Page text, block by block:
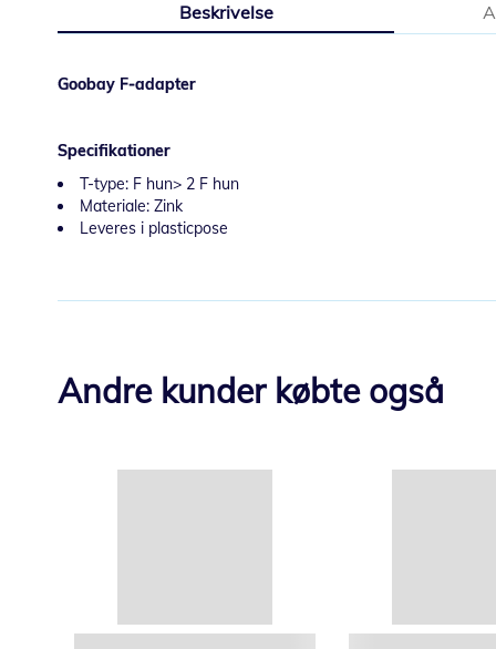
af
Beskrivelse
Goobay F-adapter
Specifikationer
T-type: F hun> 2 F hun
Materiale: Zink
Leveres i plasticpose
Andre kunder købte også